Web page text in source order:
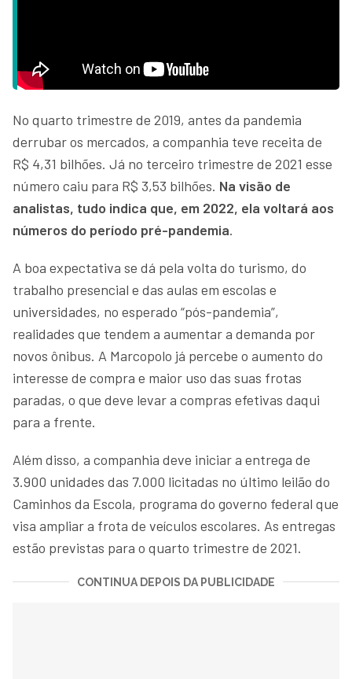
No quarto trimestre de 2019, antes da pandemia
derrubar os mercados, a companhia teve receita de
R$ 4,31 bilhões. Já no terceiro trimestre de 2021 esse
número caiu para R$ 3,53 bilhões. Na visão de
analistas, tudo indica que, em 2022, ela voltará aos
números do período pré-pandemia.
A boa expectativa se dá pela volta do turismo, do
trabalho presencial e das aulas em escolas e
universidades, no esperado “pós-pandemia”,
realidades que tendem a aumentar a demanda por
novos ônibus. A Marcopolo já percebe o aumento do
interesse de compra e maior uso das suas frotas
paradas, o que deve levar a compras efetivas daqui
para a frente.
Além disso, a companhia deve iniciar a entrega de
3.900 unidades das 7.000 licitadas no último leilão do
Caminhos da Escola, programa do governo federal que
visa ampliar a frota de veículos escolares. As entregas
estão previstas para o quarto trimestre de 2021.
CONTINUA DEPOIS DA PUBLICIDADE